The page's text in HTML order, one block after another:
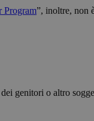
Program”, inoltre, non
genitori o altro
per
È